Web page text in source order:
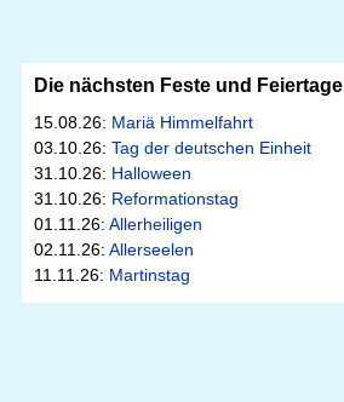
Die nächsten Feste und Feiertage
15.08.26: Mariä Himmelfahrt
03.10.26: Tag der deutschen Einheit
31.10.26: Halloween
31.10.26: Reformationstag
01.11.26: Allerheiligen
02.11.26: Allerseelen
11.11.26: Martinstag